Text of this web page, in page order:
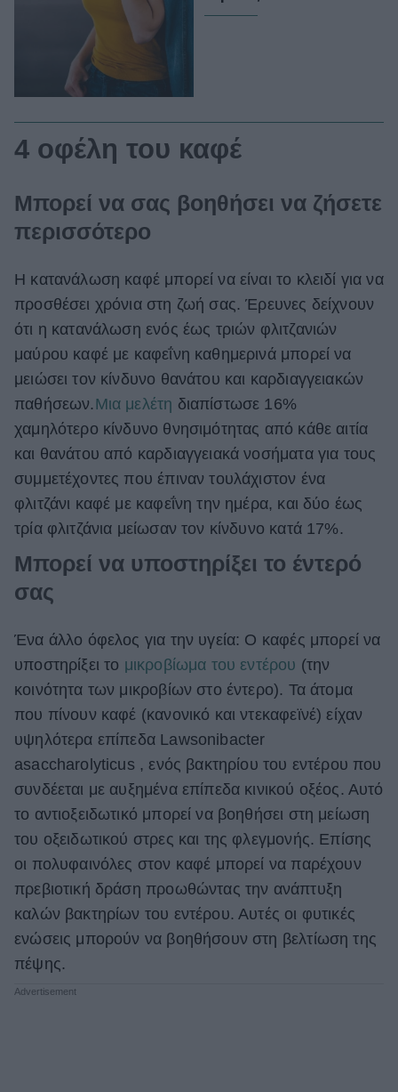
4 οφέλη του καφέ
Μπορεί να σας βοηθήσει να ζήσετε
περισσότερο
Η κατανάλωση καφέ μπορεί να είναι το κλειδί για να
προσθέσει χρόνια στη ζωή σας. Έρευνες δείχνουν
ότι η κατανάλωση ενός έως τριών φλιτζανιών
μαύρου καφέ με καφεΐνη καθημερινά μπορεί να
μειώσει τον κίνδυνο θανάτου και καρδιαγγειακών
παθήσεων. Μια μελέτη διαπίστωσε 16%
χαμηλότερο κίνδυνο θνησιμότητας από κάθε αιτία
και θανάτου από καρδιαγγειακά νοσήματα για τους
συμμετέχοντες που έπιναν τουλάχιστον ένα
φλιτζάνι καφέ με καφεΐνη την ημέρα, και δύο έως
τρία φλιτζάνια μείωσαν τον κίνδυνο κατά 17%.
Μπορεί να υποστηρίξει το έντερό
σας
Ένα άλλο όφελος για την υγεία: Ο καφές μπορεί να
υποστηρίξει το μικροβίωμα του εντέρου (την
κοινότητα των μικροβίων στο έντερο). Τα άτομα
που πίνουν καφέ (κανονικό και ντεκαφεϊνέ) είχαν
υψηλότερα επίπεδα Lawsonibacter
asaccharolyticus , ενός βακτηρίου του εντέρου που
συνδέεται με αυξημένα επίπεδα κινικού οξέος. Αυτό
το αντιοξειδωτικό μπορεί να βοηθήσει στη μείωση
του οξειδωτικού στρες και της φλεγμονής. Επίσης
οι πολυφαινόλες στον καφέ μπορεί να παρέχουν
πρεβιοτική δράση προωθώντας την ανάπτυξη
καλών βακτηρίων του εντέρου. Αυτές οι φυτικές
ενώσεις μπορούν να βοηθήσουν στη βελτίωση της
πέψης.